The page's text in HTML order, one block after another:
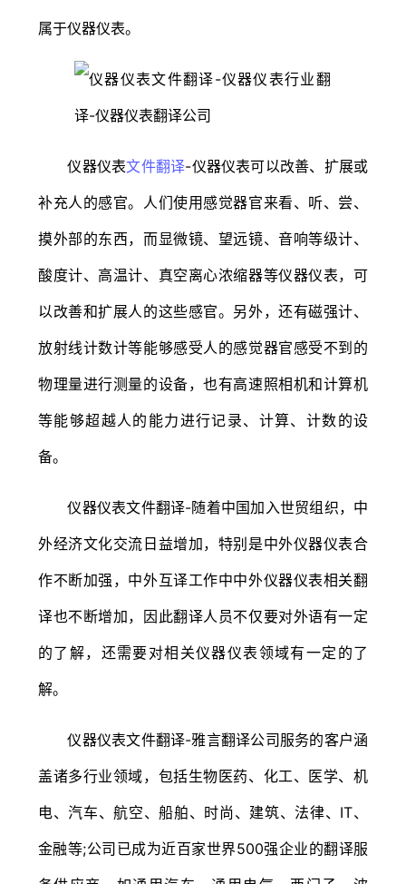
属于仪器仪表。
仪器仪表文件翻译-仪器仪表可以改善、扩展或
补充人的感官。人们使用感觉器官来看、听、尝、
摸外部的东西，而显微镜、望远镜、音响等级计、
酸度计、高温计、真空离心浓缩器等仪器仪表，可
以改善和扩展人的这些感官。另外，还有磁强计、
放射线计数计等能够感受人的感觉器官感受不到的
物理量进行测量的设备，也有高速照相机和计算机
等能够超越人的能力进行记录、计算、计数的设
备。
仪器仪表文件翻译-随着中国加入世贸组织，中
外经济文化交流日益增加，特别是中外仪器仪表合
作不断加强，中外互译工作中中外仪器仪表相关翻
译也不断增加，因此翻译人员不仅要对外语有一定
的了解，还需要对相关仪器仪表领域有一定的了
解。
仪器仪表文件翻译-雅言翻译公司服务的客户涵
盖诸多行业领域，包括生物医药、化工、医学、机
电、汽车、航空、船舶、时尚、建筑、法律、IT、
金融等;公司已成为近百家世界500强企业的翻译服